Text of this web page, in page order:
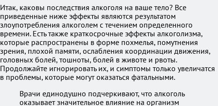
Итак, каковы последствия алкоголя на ваше тело? Все
приведенные ниже эффекты являются результатом
злоупотребления алкоголем с течением определенного
времени. Есть также краткосрочные эффекты алкоголизма,
которые распространены в форме похмелья, помутнения
зрения, плохой памяти, ослабления координации движения,
головных болей, тошноты, болей в животе и рвоты.
Продолжайте игнорировать их, и симптомы только увеличатся
в проблемы, которые могут оказаться фатальными.
Врачи единодушно подчеркивают, что алкоголь
оказывает значительное влияние на организм